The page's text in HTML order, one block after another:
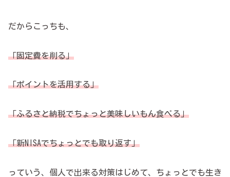
だからこっちも、
「固定費を削る」
「ポイントを活用する」
「ふるさと納税でちょっと美味しいもん食べる」
「新NISAでちょっとでも取り返す」
っていう、個人で出来る対策はじめて、ちょっとでも生き